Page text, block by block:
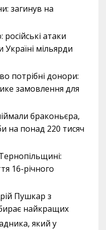
загинув на
атаки
мільярди
потрібні донори:
замовлення для
браконьєра,
на понад 220 тисяч
16-річного
Пушкар з
найкращих
який у